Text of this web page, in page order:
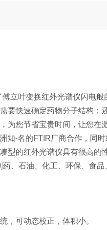
立叶变换红外光谱仪闪电
要快速确定药物分子结构
为您节省宝贵时间，让您在
知-名的FTIR厂商合作，同
型的红外光谱仪具有很高
、石油、化工、环保、食
，可动态校正，体积小。